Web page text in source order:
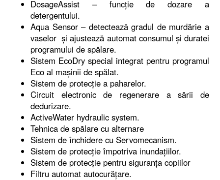
DosageAssist – funcție de dozare a
detergentului.
Aqua Sensor – detectează gradul de murdărie a
vaselor și ajustează automat consumul și duratei
programului de spălare.
Sistem EcoDry special integrat pentru programul
Eco al mașinii de spălat.
Sistem de protecție a paharelor.
Circuit electronic de regenerare a sării de
dedurizare.
ActiveWater hydraulic system.
Tehnica de spălare cu alternare
Sistem de închidere cu Servomecanism.
Sistem de protecție împotriva inundațiilor.
Sistem de protecție pentru siguranța copiilor
Filtru automat autocurățare.